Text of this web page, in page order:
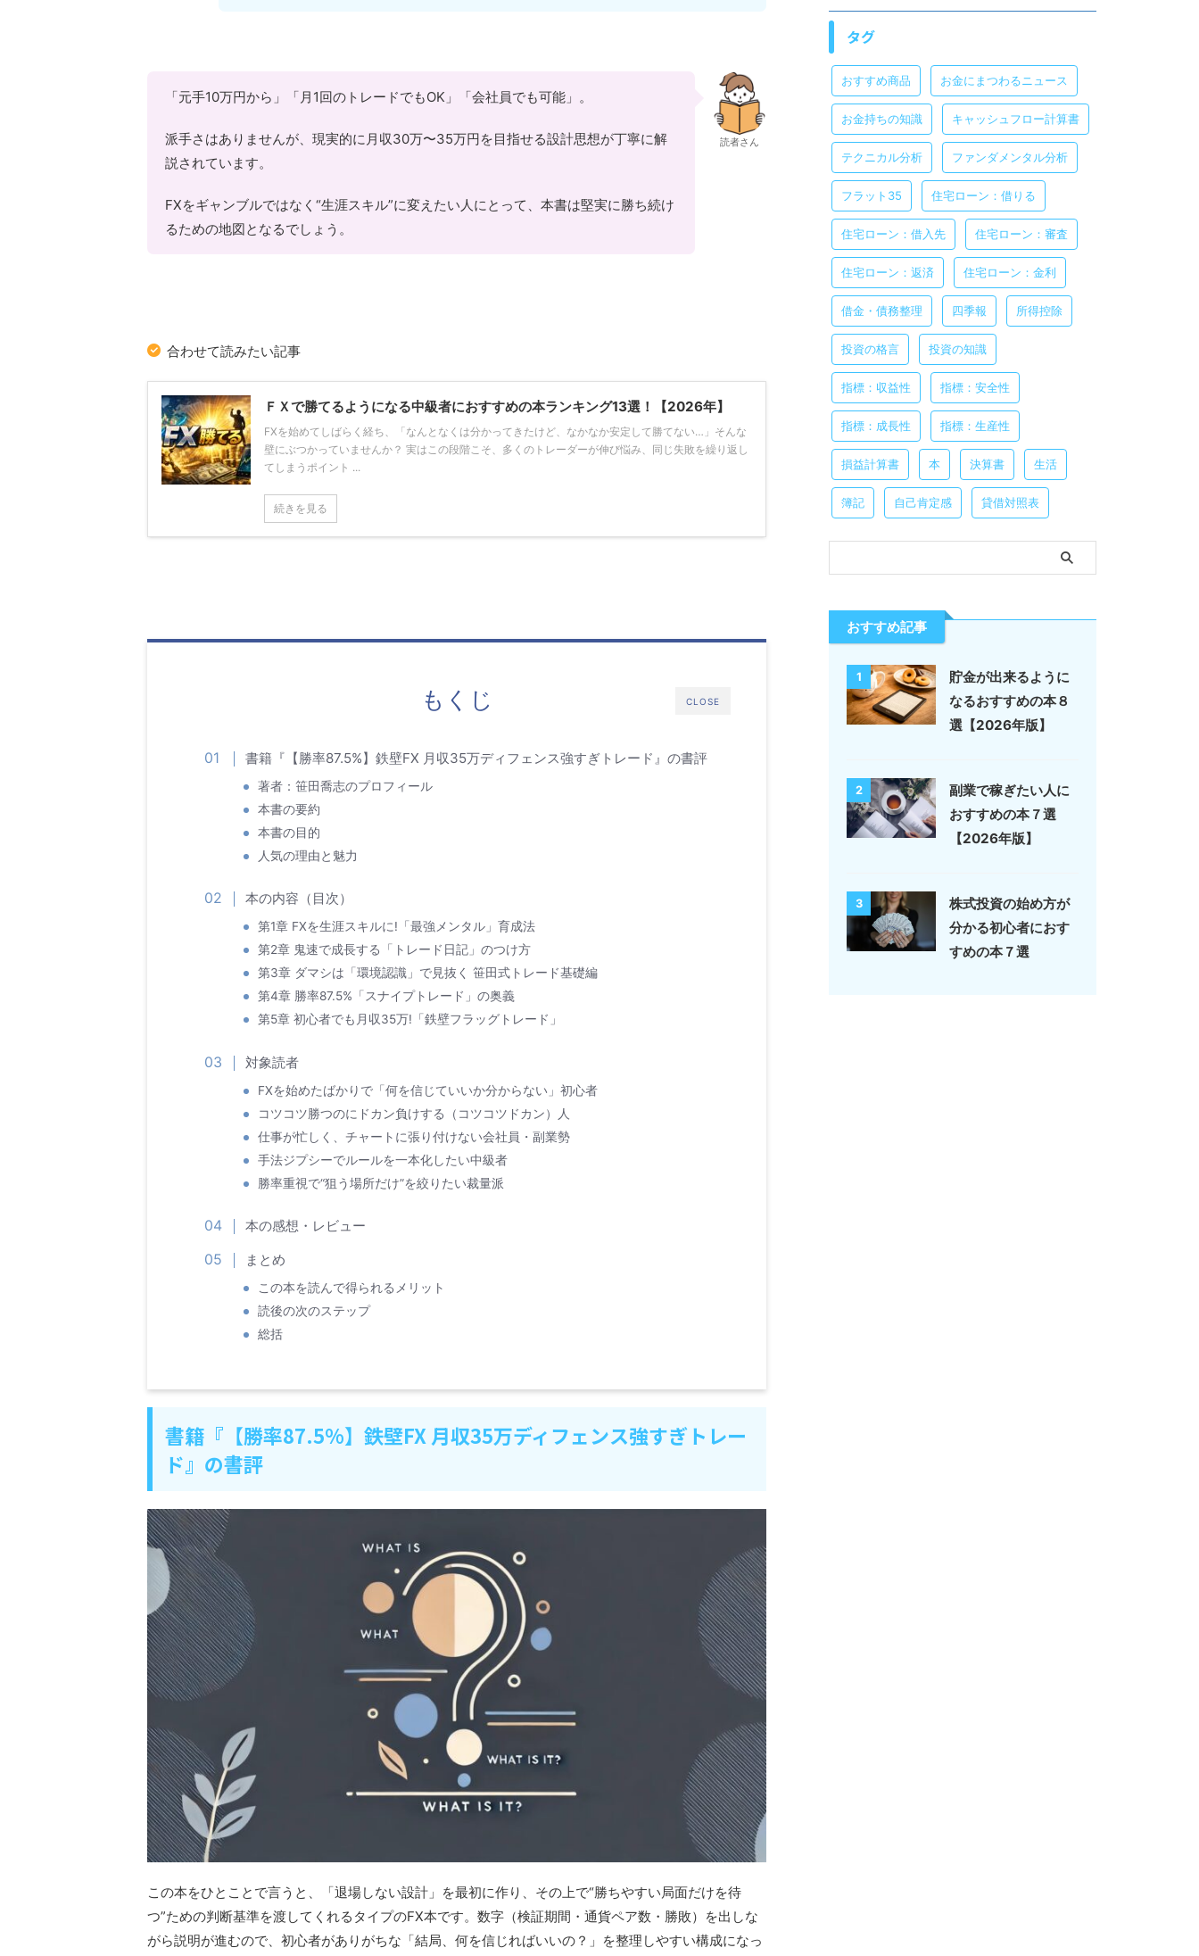
「元手10万円から」「月1回のトレードでもOK」「会社員でも可能」。
派手さはありませんが、現実的に月収30万〜35万円を目指せる設計思想が丁寧に解
説されています。
FXをギャンブルではなく“生涯スキル”に変えたい人にとって、本書は堅実に勝ち続け
るための地図となるでしょう。
読者さん
合わせて読みたい記事
ＦＸで勝てるようになる中級者におすすめの本ランキング13選！【2026年】
FXを始めてしばらく経ち、「なんとなくは分かってきたけど、なかなか安定して勝てない…」そんな
壁にぶつかっていませんか？ 実はこの段階こそ、多くのトレーダーが伸び悩み、同じ失敗を繰り返し
てしまうポイント ...
続きを見る
CLOSE
もくじ
書籍『【勝率87.5%】鉄壁FX 月収35万ディフェンス強すぎトレード』の書評
著者：笹田喬志のプロフィール
本書の要約
本書の目的
人気の理由と魅力
本の内容（目次）
第1章 FXを生涯スキルに!「最強メンタル」育成法
第2章 鬼速で成長する「トレード日記」のつけ方
第3章 ダマシは「環境認識」で見抜く 笹田式トレード基礎編
第4章 勝率87.5%「スナイプトレード」の奥義
第5章 初心者でも月収35万!「鉄壁フラッグトレード」
対象読者
FXを始めたばかりで「何を信じていいか分からない」初心者
コツコツ勝つのにドカン負けする（コツコツドカン）人
仕事が忙しく、チャートに張り付けない会社員・副業勢
手法ジプシーでルールを一本化したい中級者
勝率重視で“狙う場所だけ”を絞りたい裁量派
本の感想・レビュー
まとめ
この本を読んで得られるメリット
読後の次のステップ
総括
書籍『【勝率87.5%】鉄壁FX 月収35万ディフェンス強すぎトレー
ド』の書評
この本をひとことで言うと、「退場しない設計」を最初に作り、その上で“勝ちやすい局面だけを待
つ”ための判断基準を渡してくれるタイプのFX本です。数字（検証期間・通貨ペア数・勝敗）を出しな
がら説明が進むので、初心者がありがちな「結局、何を信じればいいの？」を整理しやすい構成になっ
タグ
おすすめ商品 お金にまつわるニュース
お金持ちの知識 キャッシュフロー計算書
テクニカル分析 ファンダメンタル分析
フラット35 住宅ローン：借りる
住宅ローン：借入先 住宅ローン：審査
住宅ローン：返済 住宅ローン：金利
借金・債務整理 四季報 所得控除
投資の格言 投資の知識
指標：収益性 指標：安全性
指標：成長性 指標：生産性
損益計算書 本 決算書 生活
簿記 自己肯定感 貸借対照表
おすすめ記事
1
貯金が出来るように
なるおすすめの本８
選【2026年版】
2
副業で稼ぎたい人に
おすすめの本７選
【2026年版】
3
株式投資の始め方が
分かる初心者におす
すめの本７選